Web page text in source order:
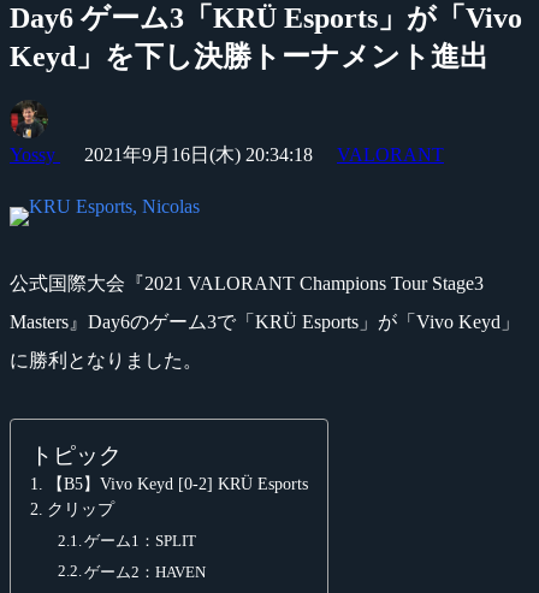
Day6 ゲーム3「KRÜ Esports」が「Vivo
Keyd」を下し決勝トーナメント進出
Yossy 2021年9月16日(木) 20:34:18 VALORANT
公式国際大会『2021 VALORANT Champions Tour Stage3
Masters』Day6のゲーム3で「KRÜ Esports」が「Vivo Keyd」
に勝利となりました。
トピック
【B5】Vivo Keyd [0-2] KRÜ Esports
クリップ
ゲーム1：SPLIT
ゲーム2：HAVEN